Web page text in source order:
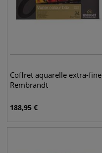
Coffret aquarelle extra-fine
Rembrandt
188,95 €